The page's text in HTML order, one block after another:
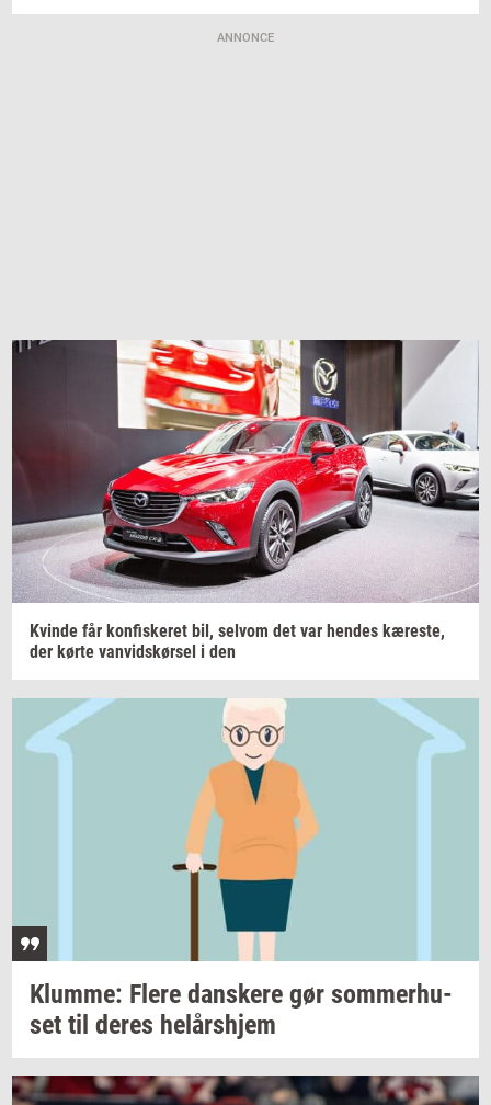
ANNONCE
Kvin­de får kon­fi­ske­ret bil, selv­om det var hen­des kæ­re­ste,
der kørte van­vids­kør­sel i den
Klum­me: Flere dan­ske­re gør som­mer­hu­
set til deres helårs­hjem